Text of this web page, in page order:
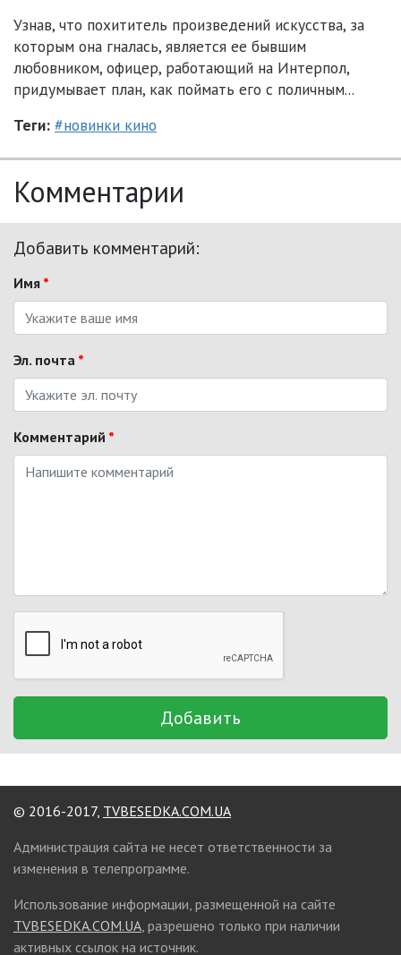
Узнав, что похититель произведений искусства, за
которым она гналась, является ее бывшим
любовником, офицер, работающий на Интерпол,
придумывает план, как поймать его с поличным...
Теги: #новинки кино
Комментарии
Добавить комментарий:
Имя *
Эл. почта *
Комментарий *
Добавить
© 2016-2017, TVBESEDKA.COM.UA
Администрация сайта не несет ответственности за
изменения в телепрограмме.
Использование информации, размещенной на сайте
TVBESEDKA.COM.UA, разрешено только при наличии
активных ссылок на источник.